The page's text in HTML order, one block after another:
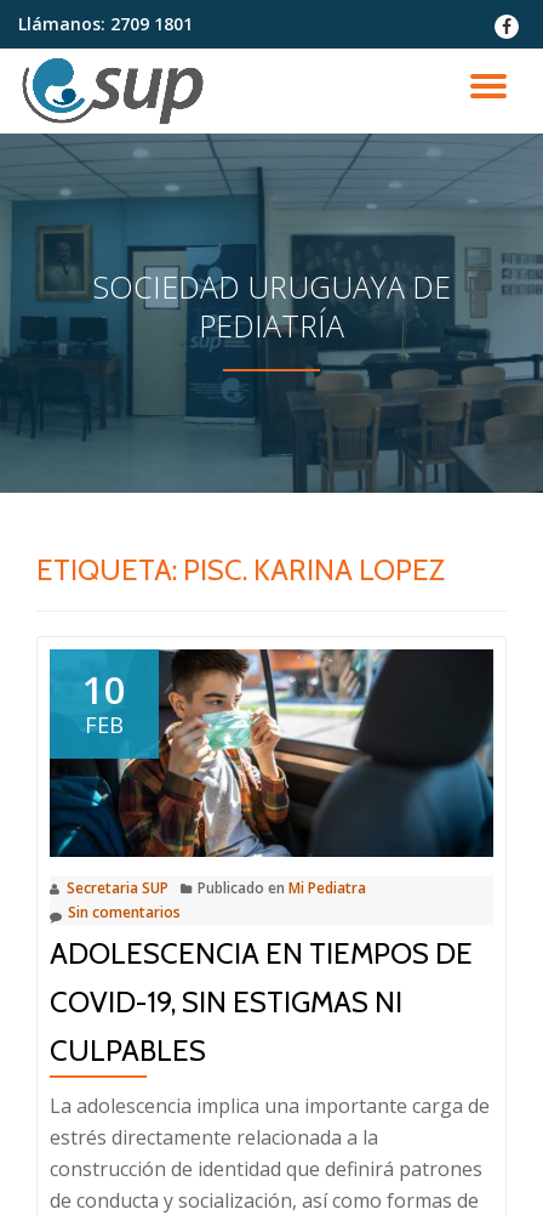
Saltar
contenido
Llámanos: 2709 1801
fa-
SOCIEDAD URUGUAYA DE
PEDIATRÍA
ETIQUETA: PISC. KARINA LOPEZ
10
FEB
Secretaria SUP Publicado en Mi Pediatra
Sin comentarios
ADOLESCENCIA EN TIEMPOS DE
COVID-19, SIN ESTIGMAS NI
CULPABLES
La adolescencia implica una importante carga de
estrés directamente relacionada a la
construcción de identidad que definirá patrones
de conducta y socialización, así como formas de